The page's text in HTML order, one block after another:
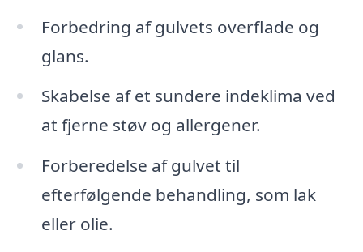
Forbedring af gulvets overflade og
glans.
Skabelse af et sundere indeklima ved
at fjerne støv og allergener.
Forberedelse af gulvet til
efterfølgende behandling, som lak
eller olie.